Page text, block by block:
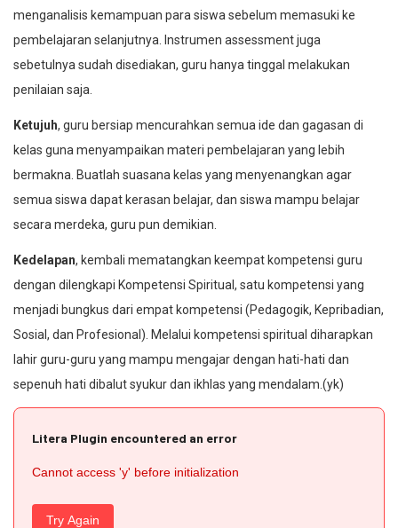
menganalisis kemampuan para siswa sebelum memasuki ke
pembelajaran selanjutnya. Instrumen assessment juga
sebetulnya sudah disediakan, guru hanya tinggal melakukan
penilaian saja.
Ketujuh, guru bersiap mencurahkan semua ide dan gagasan di
kelas guna menyampaikan materi pembelajaran yang lebih
bermakna. Buatlah suasana kelas yang menyenangkan agar
semua siswa dapat kerasan belajar, dan siswa mampu belajar
secara merdeka, guru pun demikian.
Kedelapan, kembali mematangkan keempat kompetensi guru
dengan dilengkapi Kompetensi Spiritual, satu kompetensi yang
menjadi bungkus dari empat kompetensi (Pedagogik, Kepribadian,
Sosial, dan Profesional). Melalui kompetensi spiritual diharapkan
lahir guru-guru yang mampu mengajar dengan hati-hati dan
sepenuh hati dibalut syukur dan ikhlas yang mendalam.(yk)
Litera Plugin encountered an error
Cannot access 'y' before initialization
Try Again